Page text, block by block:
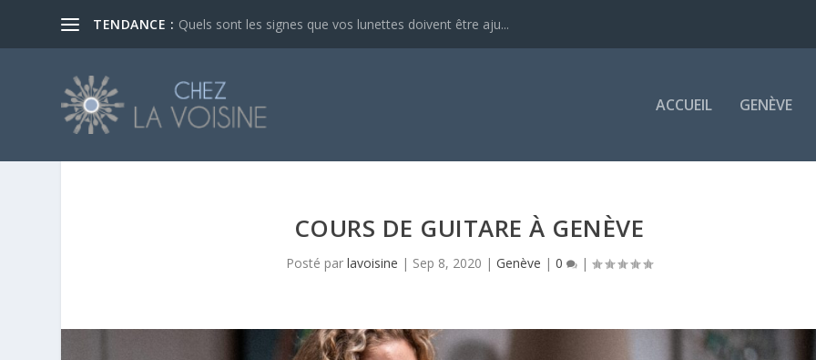
TENDANCE : Quels sont les signes que vos lunettes doivent être aju...
ACCUEIL GENÈVE
COURS DE GUITARE À GENÈVE
Posté par lavoisine | Sep 8, 2020 | Genève | 0 |